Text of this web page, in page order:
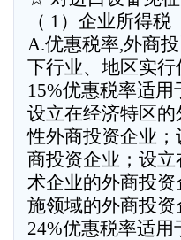
（ 1）企业所得税
A.优惠税率,外商
下行业、地区实
15%优惠税率适用
设立在经济特区
性外商投资企业
商投资企业；设
术企业的外商投
施领域的外商投资
24%优惠税率适用